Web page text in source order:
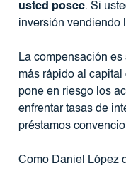
usted posee. Si
inversión vendiendo
La compensación
más rápido al
pone en riesgo los
enfrentar tasas de
préstamos
Como Daniel López